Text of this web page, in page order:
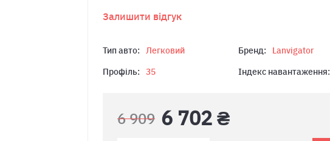
Залишити відгук
Тип авто: Легковий Бренд: Lanvigator
Профіль:
35 Індекс навантаження:
6 909 6 702 ₴